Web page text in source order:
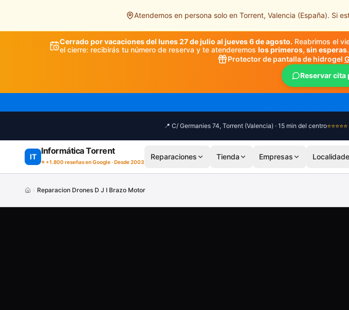
Atendemos en persona solo en Torrent, Valencia (España). Si
Cerrado por vacaciones del lunes 27 de julio al jueves 6 de agosto. Reabrimos el
el cierre: recibirás tu número de reserva y te atenderemos los primeros, sin esperas.
Protector de pantalla de hidrogel
Reservar
📍 C/ Germanies 74, Torrent (Valencia) · 15 min del centro
IT
Informática Torrent
⭐ +1.800 reseñas en Google · Desde 2003
Reparaciones Tienda Empresas
Reparacion Drones D J I Brazo Motor